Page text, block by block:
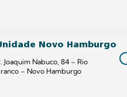
Novo Hamburgo
Joaquim Nabuco, 84 – Rio
– Novo Hamburgo